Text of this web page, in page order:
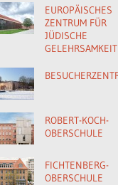
EUROPÄISCHES
ZENTRUM FÜR
JÜDISCHE
GELEHRSAMKEIT
ROBERT-KOCH-
OBERSCHULE
FICHTENBERG-
OBERSCHULE